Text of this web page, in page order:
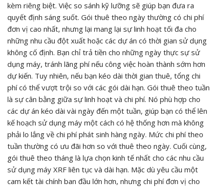
kèm riêng biệt. Việc so sánh kỹ lưỡng sẽ giúp bạn đưa ra
quyết định sáng suốt. Gói thuê theo ngày thường có chi phí
đơn vị cao nhất, nhưng lại mang lại sự linh hoạt tối đa cho
những nhu cầu đột xuất hoặc các dự án có thời gian sử dụng
không cố định. Bạn chỉ trả tiền cho những ngày thực sự sử
dụng máy, tránh lãng phí nếu công việc hoàn thành sớm hơn
dự kiến. Tuy nhiên, nếu bạn kéo dài thời gian thuê, tổng chi
phí có thể vượt trội so với các gói dài hạn. Gói thuê theo tuần
là sự cân bằng giữa sự linh hoạt và chi phí. Nó phù hợp cho
các dự án kéo dài vài ngày đến một tuần, giúp bạn có thể lên
kế hoạch sử dụng máy một cách có hệ thống hơn mà không
phải lo lắng về chi phí phát sinh hàng ngày. Mức chi phí theo
tuần thường có ưu đãi hơn so với thuê theo ngày. Cuối cùng,
gói thuê theo tháng là lựa chọn kinh tế nhất cho các nhu cầu
sử dụng máy XRF liên tục và dài hạn. Mặc dù yêu cầu một
cam kết tài chính ban đầu lớn hơn, nhưng chi phí đơn vị cho